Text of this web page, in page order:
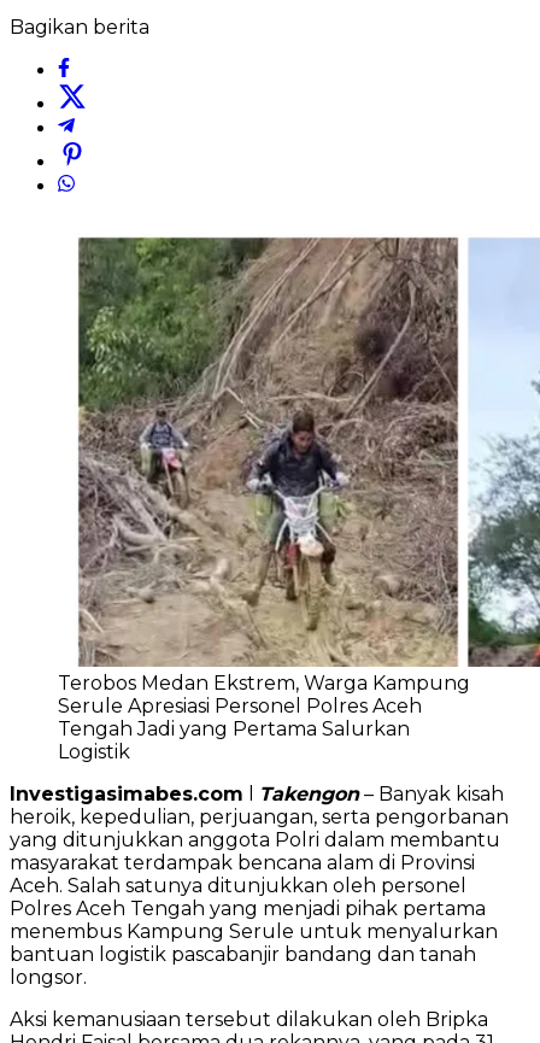
Bagikan berita
Terobos Medan Ekstrem, Warga Kampung
Serule Apresiasi Personel Polres Aceh
Tengah Jadi yang Pertama Salurkan
Logistik
Investigasimabes.com
Takengon– Banyak kisah
heroik, kepedulian, perjuangan, serta pengorbanan
yang ditunjukkan anggota Polri dalam membantu
masyarakat terdampak bencana alam di Provinsi
Aceh. Salah satunya ditunjukkan oleh personel
Polres Aceh Tengah yang menjadi pihak pertama
menembus Kampung Serule untuk menyalurkan
bantuan logistik pascabanjir bandang dan tanah
longsor.
Aksi kemanusiaan tersebut dilakukan oleh Bripka